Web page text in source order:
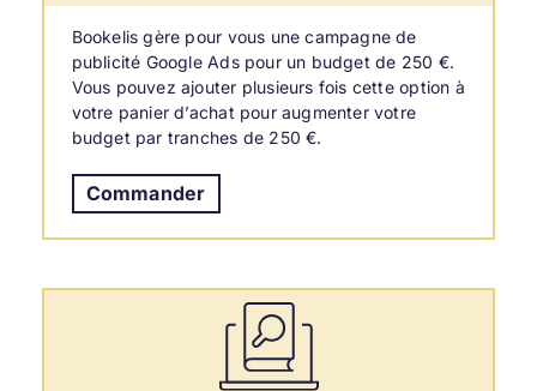
Bookelis gère pour vous une campagne de
publicité Google Ads pour un budget de 250 €.
Vous pouvez ajouter plusieurs fois cette option à
votre panier d’achat pour augmenter votre
budget par tranches de 250 €.
Commander